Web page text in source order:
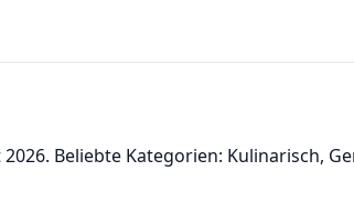
Beliebte Kategorien: Kulinarisch,